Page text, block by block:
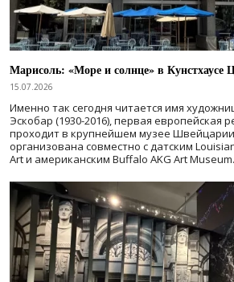
Марисоль: «Море и солнце» в Кунстхаусе
15.07.2026
Именно так сегодня читается имя
Эскобар (1930-2016), первая европейская
проходит в крупнейшем музее
организована совместно с датским
Art и американским Buffalo AKG Art Museum.